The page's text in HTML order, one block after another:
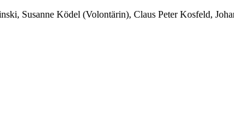
Susanne Ködel (Volontärin), Claus Peter Kosfeld,